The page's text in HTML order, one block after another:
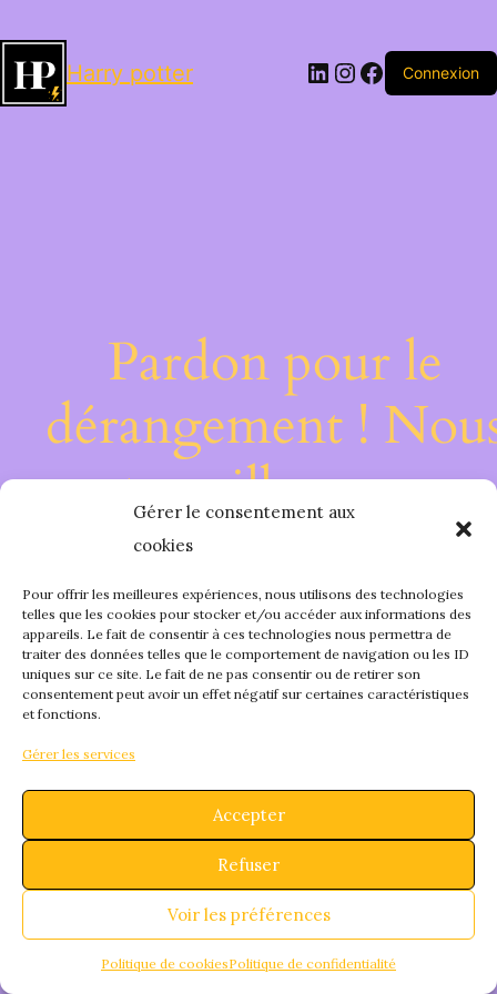
Gérer le consentement aux
cookies
Pour offrir les meilleures expériences, nous utilisons des technologies
telles que les cookies pour stocker et/ou accéder aux informations des
appareils. Le fait de consentir à ces technologies nous permettra de
traiter des données telles que le comportement de navigation ou les ID
uniques sur ce site. Le fait de ne pas consentir ou de retirer son
consentement peut avoir un effet négatif sur certaines caractéristiques
et fonctions.
Gérer les services
Accepter
Refuser
Voir les préférences
Politique de cookiesPolitique de confidentialité
Harry potter LinkedIn
Instagram
Facebook
Connexion
Pardon pour le
dérangement !
travaillons sur
quelque chose de
fantastique –
bientôt !